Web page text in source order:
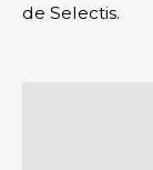
de Selectis.